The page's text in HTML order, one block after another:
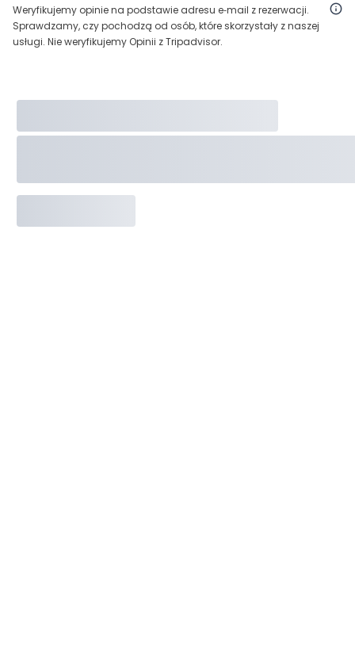
Weryfikujemy opinie na podstawie adresu e‑mail z rezerwacji.
Sprawdzamy, czy pochodzą od osób, które skorzystały z naszej
usługi. Nie weryfikujemy Opinii z Tripadvisor.